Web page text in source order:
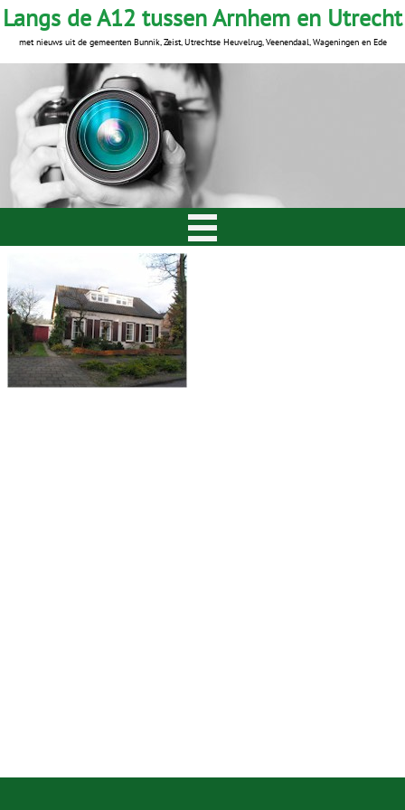
Langs de A12 tussen Arnhem en Utrecht
met nieuws uit de gemeenten Bunnik, Zeist, Utrechtse Heuvelrug, Veenendaal, Wageningen en Ede